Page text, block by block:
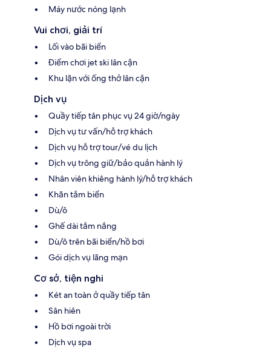
Máy nước nóng lạnh
Vui chơi, giải trí
Lối vào bãi biển
Điểm chơi jet ski lân cận
Khu lặn với ống thở lân cận
Dịch vụ
Quầy tiếp tân phục vụ 24 giờ/ngày
Dịch vụ tư vấn/hỗ trợ khách
Dịch vụ hỗ trợ tour/vé du lịch
Dịch vụ trông giữ/bảo quản hành lý
Nhân viên khiêng hành lý/hỗ trợ khách
Khăn tắm biển
Dù/ô
Ghế dài tắm nắng
Dù/ô trên bãi biển/hồ bơi
Gói dịch vụ lãng mạn
Cơ sở, tiện nghi
Két an toàn ở quầy tiếp tân
Sân hiên
Hồ bơi ngoài trời
Dịch vụ spa